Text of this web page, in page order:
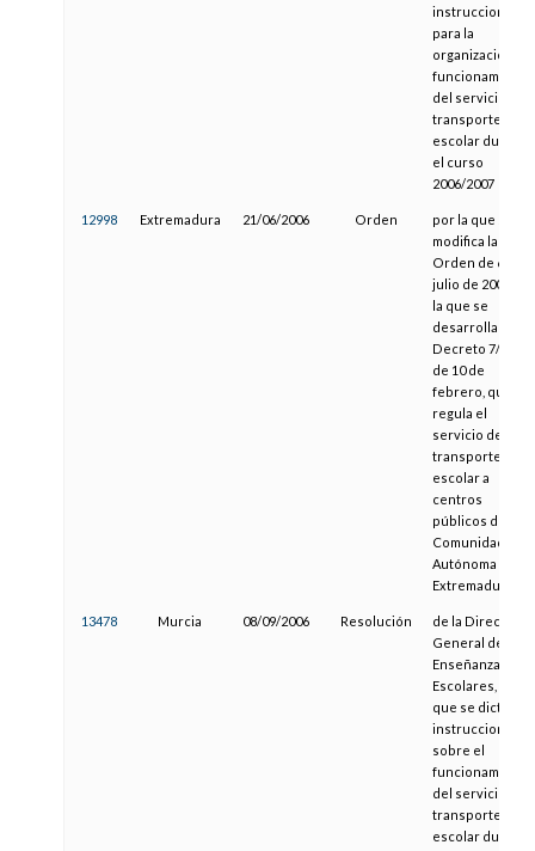
instrucciones
para la
organización y
funcionamiento
del servicio de
transporte
escolar durante
el curso
2006/2007
12998 Extremadura 21/06/2006 Orden
por la que se
modifica la
Orden de 6 de
julio de 2004 por
la que se
desarrolla el
Decreto 7/2004,
de 10 de
febrero, que
regula el
servicio de
transporte
escolar a
centros
públicos de la
Comunidad
Autónoma de
Extremadura
13478 Murcia 08/09/2006 Resolución
de la Dirección
General de
Enseñanzas
Escolares, por la
que se dictan
instrucciones
sobre el
funcionamiento
del servicio de
transporte
escolar durante